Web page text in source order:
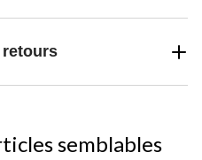
retours
semblables